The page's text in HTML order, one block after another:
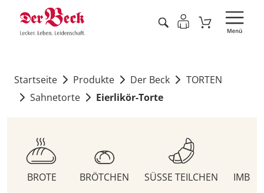
Startseite Produkte Der Beck
TORTEN
Sahnetorte
Eierlikör-Torte
BROTE BRÖTCHEN SÜSSE TEILCHEN